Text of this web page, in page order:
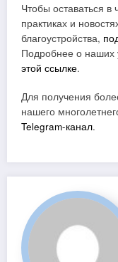
Чтобы оставаться в
практиках и
благоустройства,
Подробнее о наших
этой ссылке.
Для получения
нашего
Telegram-канал.